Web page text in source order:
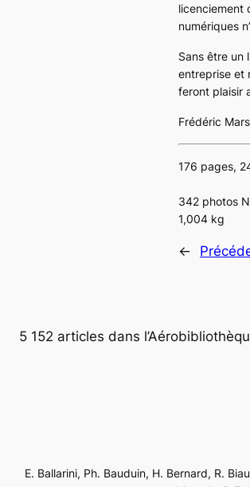
licenciement
numériques
Sans être un
entreprise et
feront plaisir
Frédéric
176 pages,
342 photos
1,004 kg
←
5 152 articles dans
E. Ballarini, Ph. Bauduin, H. Bernard, R.